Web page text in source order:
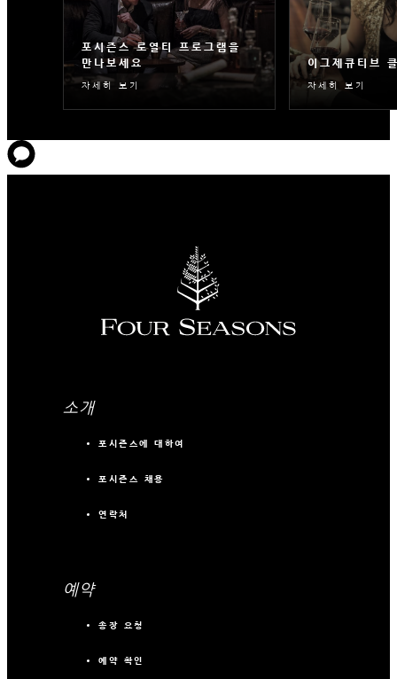
포시즌스 로열티 프로그램을
만나보세요
자세히 보기
이그제큐티브
자세히 보기
소개
포시즌스에 대하여
포시즌스 채용
연락처
예약
송장 요청
예약 확인